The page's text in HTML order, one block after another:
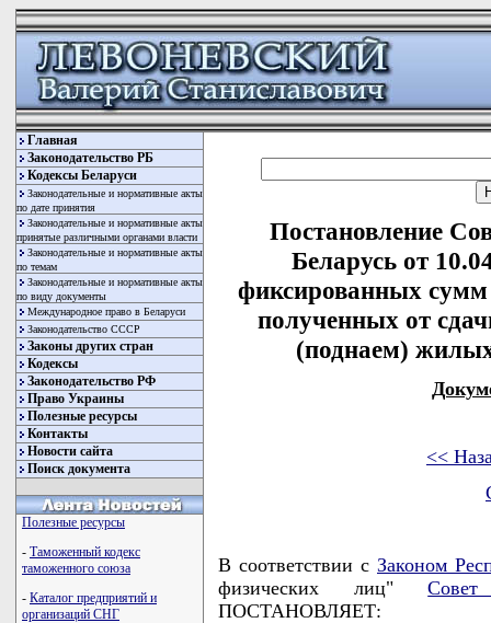
Главная
Законодательство РБ
Кодексы Беларуси
Законодательные и нормативные акты
по дате принятия
Законодательные и нормативные акты
принятые различными органами власти
Законодательные и нормативные акты
по темам
Законодательные и нормативные акты
по виду документы
Международное право в Беларуси
Законодательство СССР
Законы других стран
Кодексы
Законодательство РФ
Право Украины
Полезные ресурсы
Контакты
Новости сайта
Поиск документа
Полезные ресурсы
- Таможенный кодекс
таможенного союза
- Каталог предприятий и
организаций СНГ
Постановление
Беларусь от
фиксированных сумм
полученных от
(поднаем)
<<
В соответствии с Законом
физических лиц"
ПОСТАНОВЛЯЕТ: